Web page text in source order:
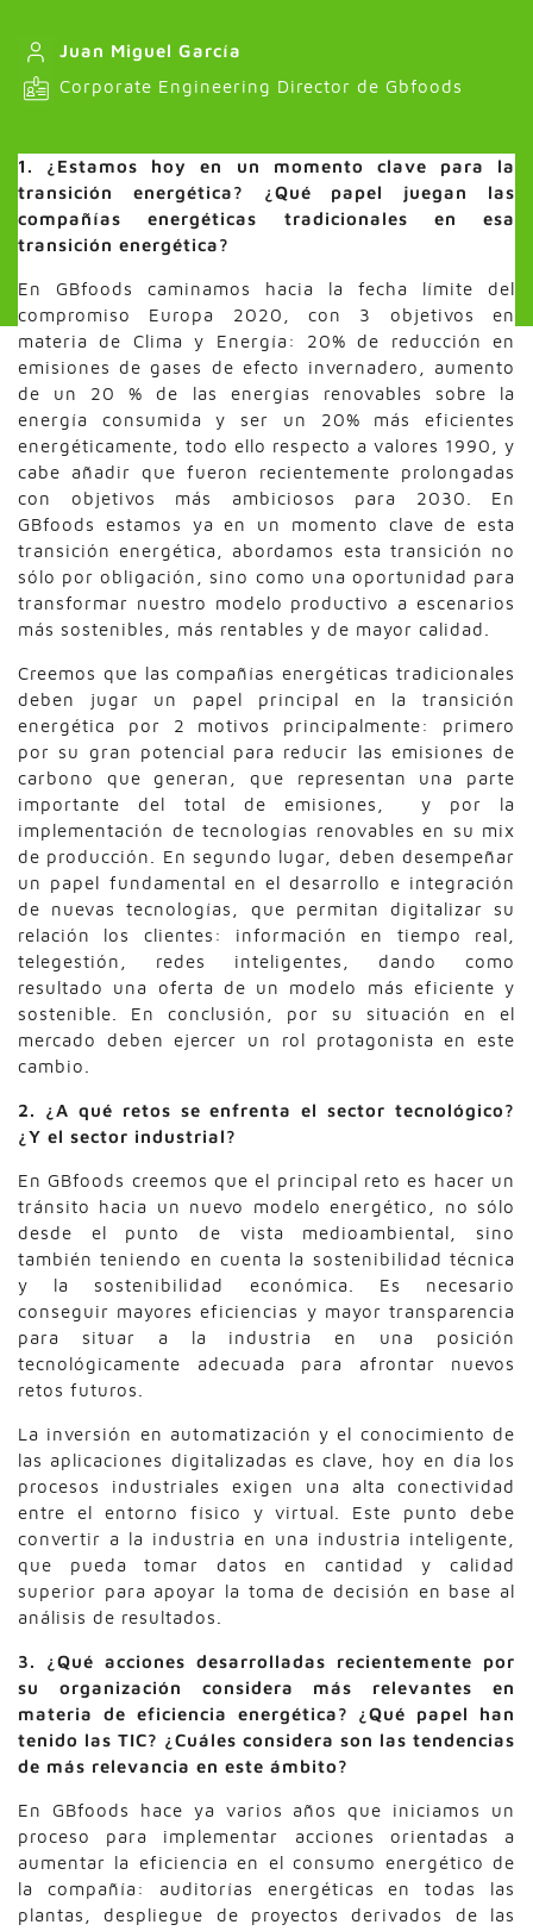
Juan Miguel García
Corporate Engineering Director de Gbfoods
1. ¿Estamos hoy en un momento clave para la
transición energética? ¿Qué papel juegan las
compañías energéticas tradicionales en esa
transición energética?
En GBfoods caminamos hacia la fecha límite del
compromiso Europa 2020, con 3 objetivos en
materia de Clima y Energía: 20% de reducción en
emisiones de gases de efecto invernadero, aumento
de un 20 % de las energías renovables sobre la
energía consumida y ser un 20% más eficientes
energéticamente, todo ello respecto a valores 1990, y
cabe añadir que fueron recientemente prolongadas
con objetivos más ambiciosos para 2030. En
GBfoods estamos ya en un momento clave de esta
transición energética, abordamos esta transición no
sólo por obligación, sino como una oportunidad para
transformar nuestro modelo productivo a escenarios
más sostenibles, más rentables y de mayor calidad.
Creemos que las compañías energéticas tradicionales
deben jugar un papel principal en la transición
energética por 2 motivos principalmente: primero
por su gran potencial para reducir las emisiones de
carbono que generan, que representan una parte
importante del total de emisiones, y por la
implementación de tecnologías renovables en su mix
de producción. En segundo lugar, deben desempeñar
un papel fundamental en el desarrollo e integración
de nuevas tecnologías, que permitan digitalizar su
relación los clientes: información en tiempo real,
telegestión, redes inteligentes, dando como
resultado una oferta de un modelo más eficiente y
sostenible. En conclusión, por su situación en el
mercado deben ejercer un rol protagonista en este
cambio.
2. ¿A qué retos se enfrenta el sector tecnológico?
¿Y el sector industrial?
En GBfoods creemos que el principal reto es hacer un
tránsito hacia un nuevo modelo energético, no sólo
desde el punto de vista medioambiental, sino
también teniendo en cuenta la sostenibilidad técnica
y la sostenibilidad económica. Es necesario
conseguir mayores eficiencias y mayor transparencia
para situar a la industria en una posición
tecnológicamente adecuada para afrontar nuevos
retos futuros.
La inversión en automatización y el conocimiento de
las aplicaciones digitalizadas es clave, hoy en día los
procesos industriales exigen una alta conectividad
entre el entorno físico y virtual. Este punto debe
convertir a la industria en una industria inteligente,
que pueda tomar datos en cantidad y calidad
superior para apoyar la toma de decisión en base al
análisis de resultados.
3. ¿Qué acciones desarrolladas recientemente por
su organización considera más relevantes en
materia de eficiencia energética? ¿Qué papel han
tenido las TIC? ¿Cuáles considera son las tendencias
de más relevancia en este ámbito?
En GBfoods hace ya varios años que iniciamos un
proceso para implementar acciones orientadas a
aumentar la eficiencia en el consumo energético de
la compañía: auditorías energéticas en todas las
plantas, despliegue de proyectos derivados de las